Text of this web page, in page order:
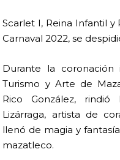
Scarlet I, Reina Infantil y
Carnaval 2022, se
Durante la
Turismo y Arte de
Rico González,
Lizárraga, artista de
llenó de magia y
mazatleco.